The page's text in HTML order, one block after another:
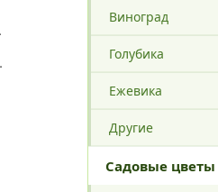
Виноград
Голубика
Ежевика
Другие
Садовые цветы